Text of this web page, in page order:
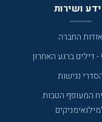
ושירות
אודות החברה
- דילים ברגע האחרון
נגישות
המעופף הטבות